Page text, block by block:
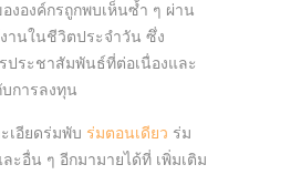
งองค์กรถูกพบเห็นซ้ำ ๆ ผ่าน
านในชีวิตประจำวัน ซึ่ง
ประชาสัมพันธ์ที่ต่อเนื่องและ
การลงทุน
เอียดร่มพับ ร่มตอนเดียว ร่ม
ะอื่น ๆ อีกมามายได้ที่ เพิ่มเติม